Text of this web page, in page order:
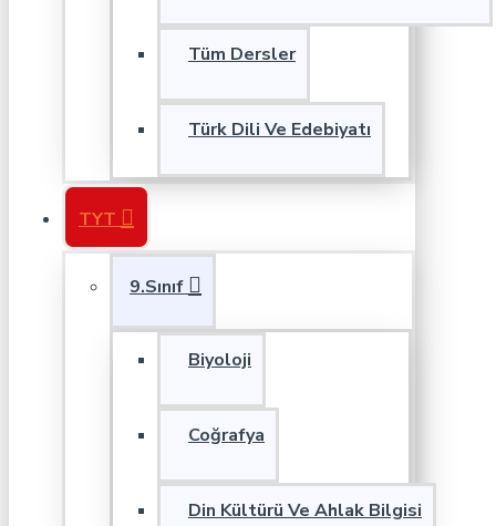
Tüm Dersler
Türk Dili Ve Edebiyatı
TYT
9.Sınıf
Biyoloji
Coğrafya
Din Kültürü Ve Ahlak Bilgisi